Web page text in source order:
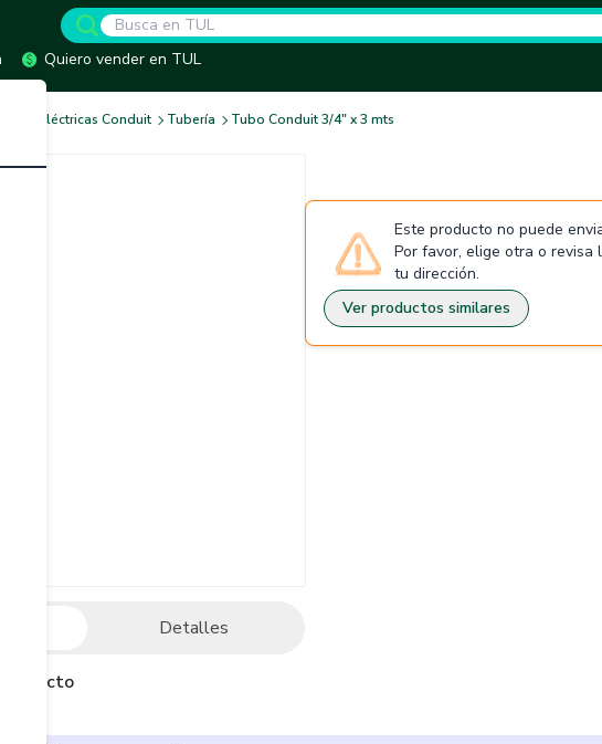
Quiero vender en TUL
Redes Eléctricas Conduit Tubería Tubo Conduit 3/4" x 3 mts
Detalles
producto
Este producto no puede
Por favor, elige otra o revisa
tu dirección.
Ver productos similares